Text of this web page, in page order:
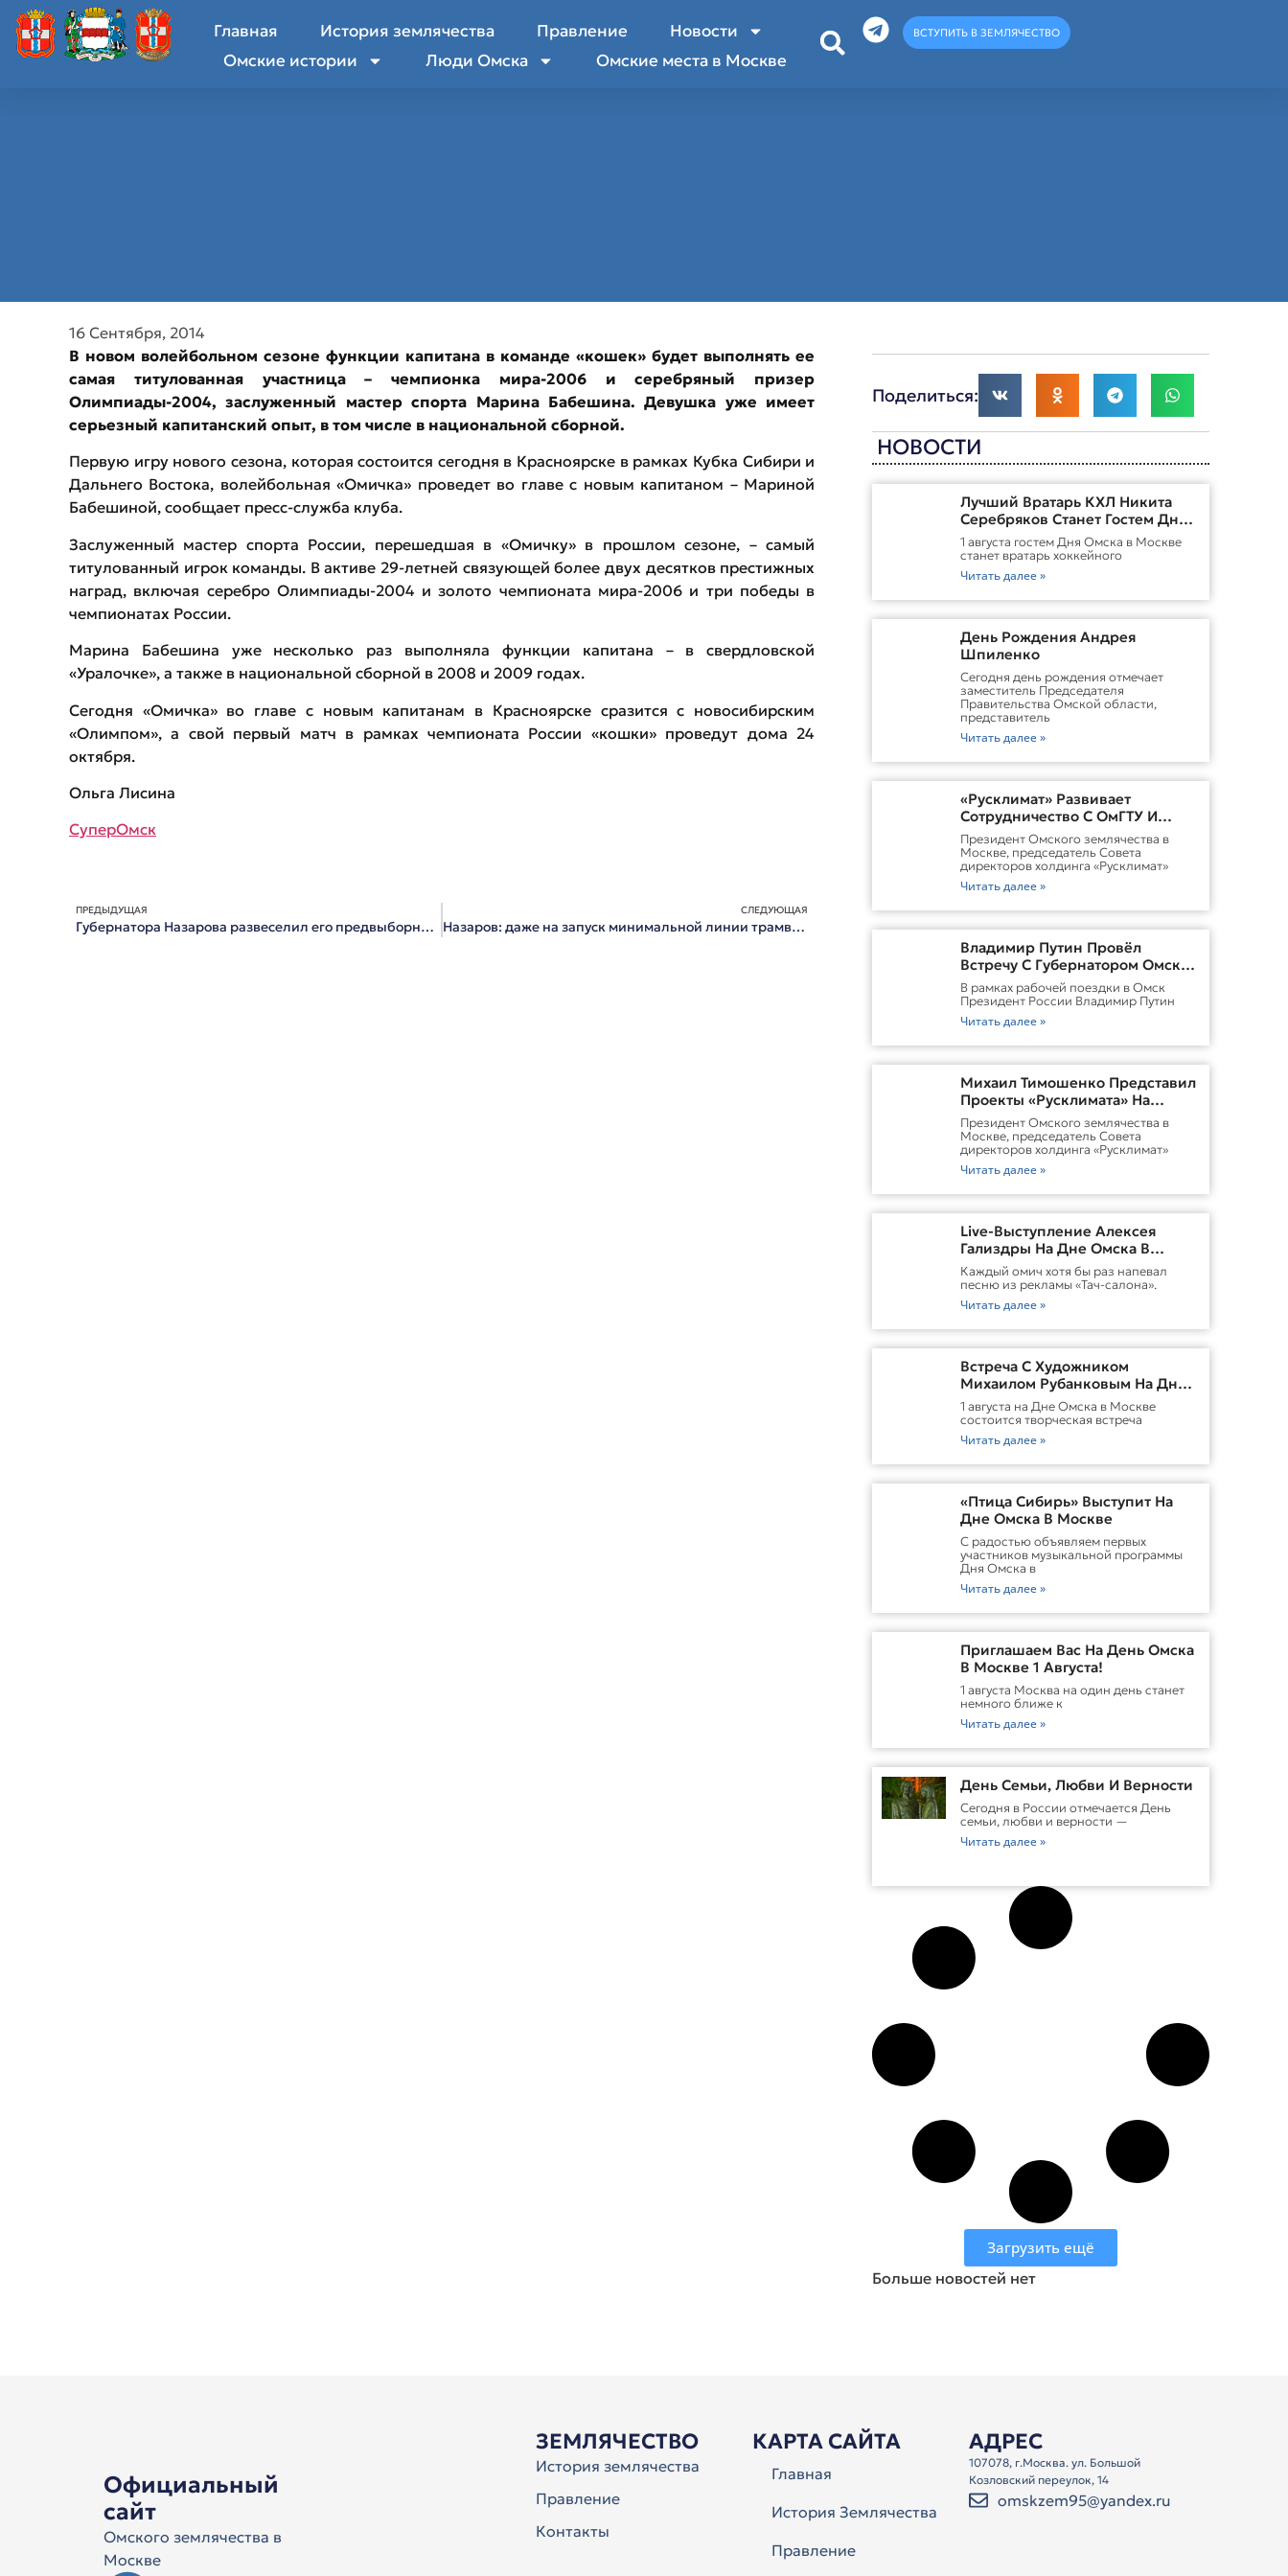
Главная История землячества Правление
Новости
Омские истории
Люди Омска Омские места в Москве
ВСТУПИТЬ В ЗЕМЛЯЧЕСТВО
16 Сентября, 2014
В новом волейбольном сезоне функции капитана в команде «кошек» будет выполнять ее
самая титулованная участница – чемпионка мира-2006 и серебряный призер
Олимпиады-2004, заслуженный мастер спорта Марина Бабешина. Девушка уже имеет
серьезный капитанский опыт, в том числе в национальной сборной.
Первую игру нового сезона, которая состоится сегодня в Красноярске в рамках Кубка Сибири и
Дальнего Востока, волейбольная «Омичка» проведет во главе с новым капитаном – Мариной
Бабешиной, сообщает пресс-служба клуба.
Заслуженный мастер спорта России, перешедшая в «Омичку» в прошлом сезоне, – самый
титулованный игрок команды. В активе 29-летней связующей более двух десятков престижных
наград, включая серебро Олимпиады-2004 и золото чемпионата мира-2006 и три победы в
чемпионатах России.
Марина Бабешина уже несколько раз выполняла функции капитана – в свердловской
«Уралочке», а также в национальной сборной в 2008 и 2009 годах.
Сегодня «Омичка» во главе с новым капитанам в Красноярске сразится с новосибирским
«Олимпом», а свой первый матч в рамках чемпионата России «кошки» проведут дома 24
октября.
Ольга Лисина
СуперОмск
ПРЕДЫДУЩАЯ
Губернатора Назарова развеселил его предвыборный штаб
СЛЕДУЮЩАЯ
Назаров: даже на запуск минимальной линии трамвая не хватает 5-6 миллиардов
Поделиться:
НОВОСТИ
Лучший Вратарь КХЛ Никита
Серебряков Станет Гостем Дня
Омска В Москве
1 августа гостем Дня Омска в Москве
станет вратарь хоккейного
Читать далее »
День Рождения Андрея
Шпиленко
Cегодня день рождения отмечает
заместитель Председателя
Правительства Омской области,
представитель
Читать далее »
«Русклимат» Развивает
Сотрудничество С ОмГТУ И
Участвует В Обновлении
Городской Среды Омска
Президент Омского землячества в
Москве, председатель Совета
директоров холдинга «Русклимат»
Читать далее »
Владимир Путин Провёл
Встречу С Губернатором Омской
Области Виталием
ХоценкоИсточник
В рамках рабочей поездки в Омск
Президент России Владимир Путин
Читать далее »
Михаил Тимошенко Представил
Проекты «Русклимата» На
Форуме России И Казахстана
Президент Омского землячества в
Москве, председатель Совета
директоров холдинга «Русклимат»
Читать далее »
Live-Выступление Алексея
Гализдры На Дне Омска В
Москве
Каждый омич хотя бы раз напевал
песню из рекламы «Тач-салона».
Читать далее »
Встреча С Художником
Михаилом Рубанковым На Дне
Омска В Москве
1 августа на Дне Омска в Москве
состоится творческая встреча
Читать далее »
«Птица Сибирь» Выступит На
Дне Омска В Москве
С радостью объявляем первых
участников музыкальной программы
Дня Омска в
Читать далее »
Приглашаем Вас На День Омска
В Москве 1 Августа!
1 августа Москва на один день станет
немного ближе к
Читать далее »
День Семьи, Любви И Верности
Сегодня в России отмечается День
семьи, любви и верности —
Читать далее »
Загрузить ещё
Больше новостей нет
Официальный
сайт
Омского землячества в
Москве
ЗЕМЛЯЧЕСТВО
История землячества
Правление
Контакты
КАРТА САЙТА
Главная
История Землячества
Правление
АДРЕС
107078, г.Москва. ул. Большой
Козловский переулок, 14
omskzem95@yandex.ru